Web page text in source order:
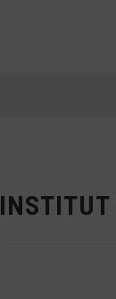
INSTITUT